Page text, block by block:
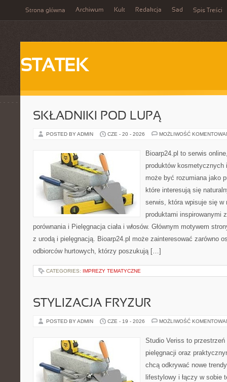
Strona główna Archiwum Kult Redakcja Sad Spis Treści
STATEK
SKŁADNIKI POD LUPĄ
POSTED BY ADMIN CZE - 20 - 2026 MOŻLIWOŚĆ
Bioarp24.pl to serwis
produktów kosmetycznych
może być rozumiana jako
które interesują się
serwis, która wpisuje się w
produktami inspirowanymi
porównania i Pielęgnacja ciała i włosów. Głównym motywem
z urodą i pielęgnacją. Bioarp24.pl może zainteresować zarówno
odbiorców hurtowych, którzy poszukują […]
CATEGORIES: IMPREZY TEMATYCZNE
STYLIZACJA FRYZUR
POSTED BY ADMIN CZE - 19 - 2026 MOŻLIWOŚĆ
Studio Veriss to
pielęgnacji oraz
chcą odkrywać nowe
lifestylowy i łączy w sobie